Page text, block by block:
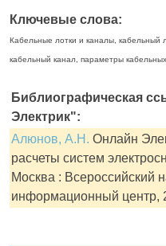
Ключевые слова:
Кабельные лотки и каналы, кабельный
кабельный канал, параметры
Библиографическая
Электрик":
Алюнов, А.Н. Онлайн
расчеты систем
Москва : Всероссийский
информационный центр,